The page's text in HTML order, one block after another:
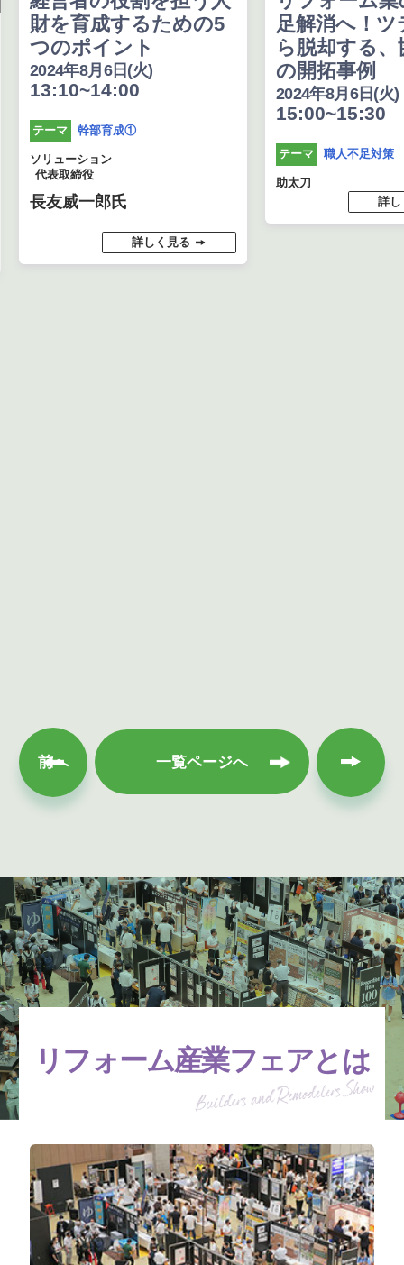
財を育成するための5
つのポイント
2024年8月6日(火)
13:10~14:00
テーマ 幹部育成①
ソリューション
代表取締役
長友威一郎氏
詳しく見る
足解消へ！ツ
ら脱却する、
の開拓事例
2024年8月6日(火)
15:00~15:30
テーマ 職人不足対策
助太刀
詳
前へ 一覧ページへ
次へ
リフォーム産業フェアとは